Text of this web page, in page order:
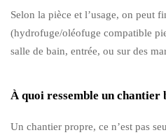
Selon la pièce et l’usage, on peut
(hydrofuge/oléofuge compatible
salle de bain, entrée, ou sur des
À quoi ressemble un chantier
Un chantier propre, ce n’est pas